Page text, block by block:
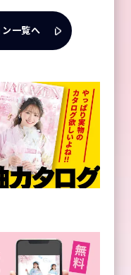
一覧へ